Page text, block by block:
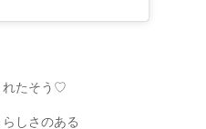
れたそう♡
しさのある